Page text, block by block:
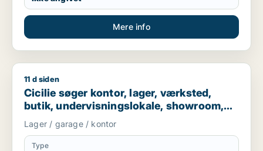
Mere info
Cicilie søger kontor, lager, værksted, butik,
11 d siden
Cicilie søger kontor, lager, værksted,
butik, undervisningslokale, showroom,
erhvervsgrund, produktionslokaler eller
garage til leje i Region Sjælland eller
Nordsjælland
Lager / garage / kontor
Type